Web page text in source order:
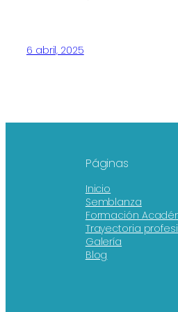
6 abril, 2025
Páginas
Inicio
Semblanza
Formación
Trayectoria
Galería
Blog